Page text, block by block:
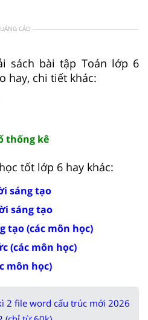
CÁO
sách bài tập Toán lớp 6
hay, chi tiết khác:
thống kê
tốt lớp 6 hay khác:
sáng tạo
sáng tạo
tạo (các môn học)
(các môn học)
môn học)
2 file word cấu trúc mới 2026